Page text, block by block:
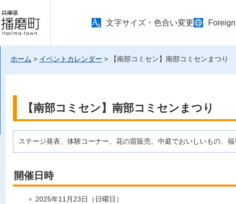
播
文字サイズ・色合い変更
ホーム > イベントカレンダー > 【南部コミセン】南部コミセンまつり
【南部コミセン】南部コミセンまつり
ステージ発表、体験コーナー、花の苗販売、中庭でおいしいもの、福
開催日時
2025年11月23日（日曜日）